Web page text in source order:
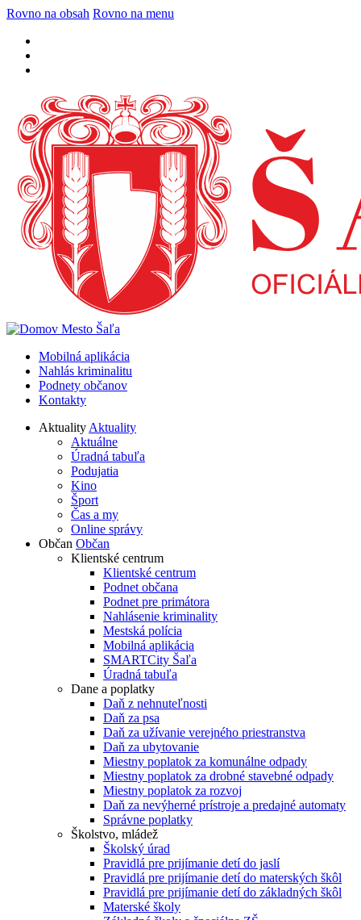
Rovno na obsah Rovno na menu
Mobilná aplikácia
Nahlás kriminalitu
Podnety občanov
Kontakty
AktualityAktuality
Aktuálne
Úradná tabuľa
Podujatia
Kino
Šport
Čas a my
Online správy
Občan Občan
Klientské centrum
Klientské centrum
Podnet občana
Podnet pre primátora
Nahlásenie kriminality
Mestská polícia
Mobilná aplikácia
SMARTCity Šaľa
Úradná tabuľa
Dane a poplatky
Daň z nehnuteľnosti
Daň za psa
Daň za užívanie verejného priestranstva
Daň za ubytovanie
Miestny poplatok za komunálne odpady
Miestny poplatok za drobné stavebné odpady
Miestny poplatok za rozvoj
Daň za nevýherné prístroje a predajné automaty
Správne poplatky
Školstvo, mládež
Školský úrad
Pravidlá pre prijímanie detí do jaslí
Pravidlá pre prijímanie detí do materských škôl
Pravidlá pre prijímanie detí do základných škôl
Materské školy